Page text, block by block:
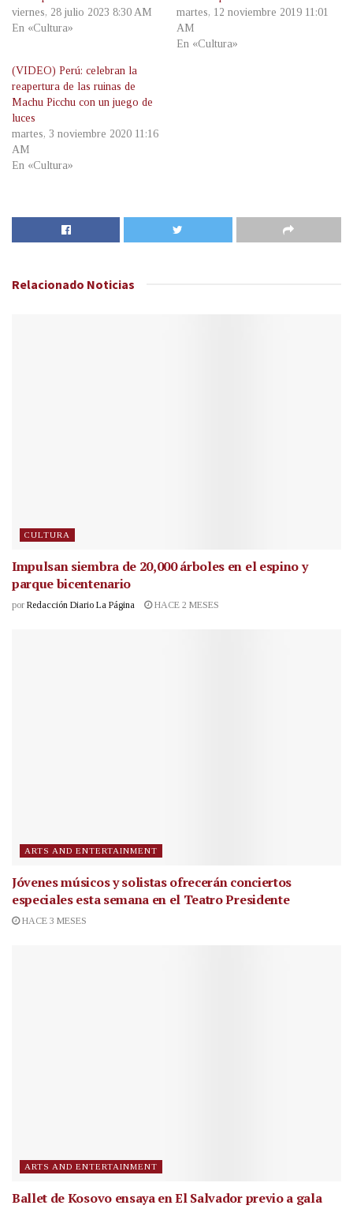
viernes, 28 julio 2023 8:30 AM
En «Cultura»
martes, 12 noviembre 2019 11:01
AM
En «Cultura»
(VIDEO) Perú: celebran la
reapertura de las ruinas de
Machu Picchu con un juego de
luces
martes, 3 noviembre 2020 11:16
AM
En «Cultura»
Relacionado Noticias
CULTURA
Impulsan siembra de 20,000 árboles en el espino y
parque bicentenario
por Redacción Diario La Página HACE 2 MESES
ARTS AND ENTERTAINMENT
Jóvenes músicos y solistas ofrecerán conciertos
especiales esta semana en el Teatro Presidente
HACE 3 MESES
ARTS AND ENTERTAINMENT
Ballet de Kosovo ensaya en El Salvador previo a gala